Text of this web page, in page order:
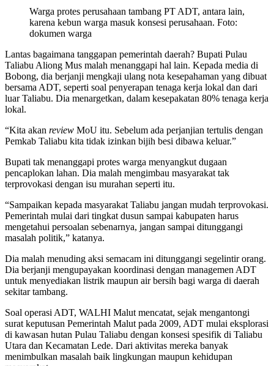
Warga protes perusahaan tambang PT ADT, antara lain,
karena kebun warga masuk konsesi perusahaan. Foto:
dokumen warga
Lantas bagaimana tanggapan pemerintah daerah? Bupati Pulau
Taliabu Aliong Mus malah menanggapi hal lain. Kepada media di
Bobong, dia berjanji mengkaji ulang nota kesepahaman yang dibuat
bersama ADT, seperti soal penyerapan tenaga kerja lokal dan dari
luar Taliabu. Dia menargetkan, dalam kesepakatan 80% tenaga kerja
lokal.
“Kita akan review MoU itu. Sebelum ada perjanjian tertulis dengan
Pemkab Taliabu kita tidak izinkan bijih besi dibawa keluar.”
Bupati tak menanggapi protes warga menyangkut dugaan
pencaplokan lahan. Dia malah mengimbau masyarakat tak
terprovokasi dengan isu murahan seperti itu.
“Sampaikan kepada masyarakat Taliabu jangan mudah terprovokasi.
Pemerintah mulai dari tingkat dusun sampai kabupaten harus
mengetahui persoalan sebenarnya, jangan sampai ditunggangi
masalah politik,” katanya.
Dia malah menuding aksi semacam ini ditunggangi segelintir orang.
Dia berjanji mengupayakan koordinasi dengan managemen ADT
untuk menyediakan listrik maupun air bersih bagi warga di daerah
sekitar tambang.
Soal operasi ADT, WALHI Malut mencatat, sejak mengantongi
surat keputusan Pemerintah Malut pada 2009, ADT mulai eksplorasi
di kawasan hutan Pulau Taliabu dengan konsesi spesifik di Taliabu
Utara dan Kecamatan Lede. Dari aktivitas mereka banyak
menimbulkan masalah baik lingkungan maupun kehidupan